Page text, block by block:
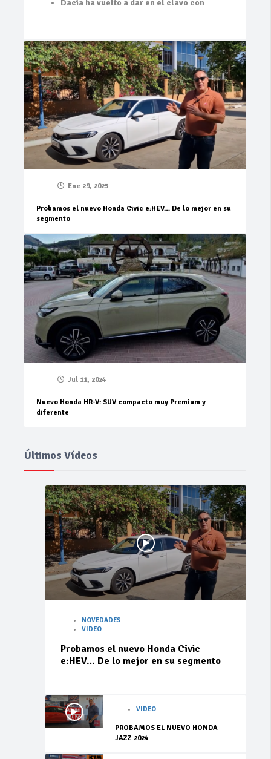
Dacia ha vuelto a dar en el clavo con
Ene 29, 2025
Probamos el nuevo Honda Civic e:HEV… De lo mejor en su
segmento
Jul 11, 2024
Nuevo Honda HR-V: SUV compacto muy Premium y
diferente
Últimos Vídeos
NOVEDADES
VIDEO
Probamos el nuevo Honda Civic
e:HEV… De lo mejor en su segmento
VIDEO
PROBAMOS EL NUEVO HONDA
JAZZ 2024